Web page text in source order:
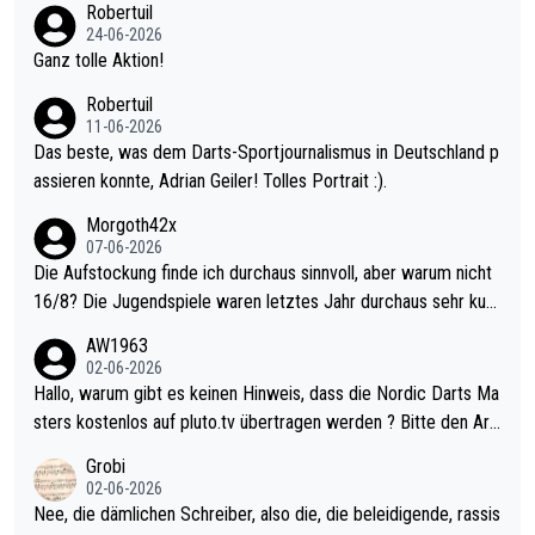
mal 40+ erst recht. Da gewinnst keinen Blumentopf - ist ja noc
h krasser wie ein Pokalspiel eines Kreisligisten vs einem Bund
Robertuil
24-06-2026
Ganz tolle Aktion!
Robertuil
11-06-2026
Das beste, was dem Darts-Sportjournalismus in Deutschland p
assieren konnte, Adrian Geiler! Tolles Portrait :).
Morgoth42x
07-06-2026
Die Aufstockung finde ich durchaus sinnvoll, aber warum nicht
16/8? Die Jugendspiele waren letztes Jahr durchaus sehr kurz
Allerdings ist Mitchell Lawrie als Nummer 1 der Welt eh qualifi
ziert. Somit ändert die automatische Qualifikation des Weltmei
sters erstmal nichts. Ich denke sie wollen damit für nächstes J
ohl wenig WDF Turniere spielen. Dies war bei Archie Self letzt
es Jahr der Fall. Er musste als amtierender Weltmeister durch
AW1963
02-06-2026
Hallo, warum gibt es keinen Hinweis, dass die Nordic Darts Ma
sters kostenlos auf pluto.tv übertragen werden ? Bitte den Arti
Grobi
02-06-2026
Nee, die dämlichen Schreiber, also die, die beleidigende, rassis